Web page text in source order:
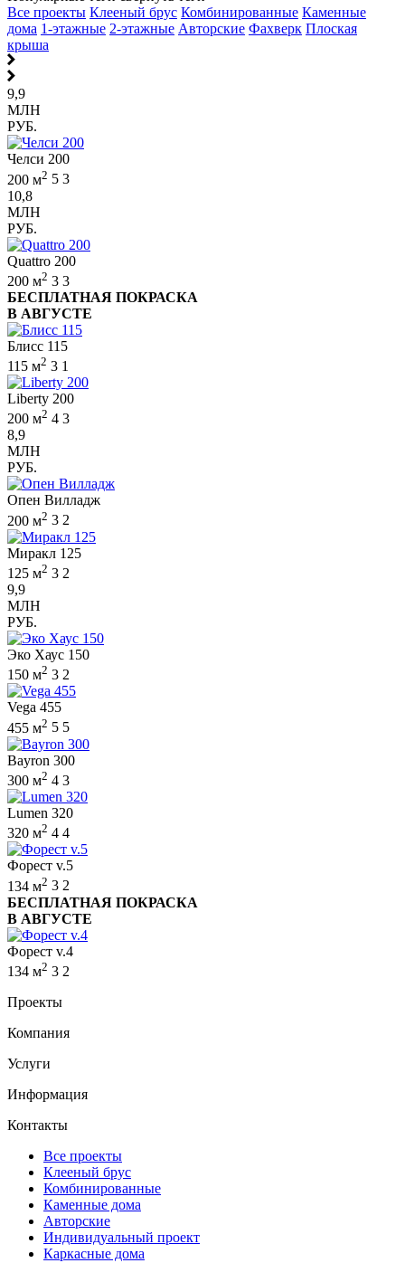
Все проекты Клееный брус Комбинированные Каменные
дома 1-этажные 2-этажные Авторские Фахверк Плоская
крыша
9,9
МЛН
РУБ.
Челси 200
200 м2 5 3
10,8
МЛН
РУБ.
Quattro 200
200 м2 3 3
БЕСПЛАТНАЯ ПОКРАСКА
В АВГУСТЕ
Блисс 115
115 м2 3 1
Liberty 200
200 м2 4 3
8,9
МЛН
РУБ.
Опен Вилладж
200 м2 3 2
Миракл 125
125 м2 3 2
9,9
МЛН
РУБ.
Эко Хаус 150
150 м2 3 2
Vega 455
455 м2 5 5
Bayron 300
300 м2 4 3
Lumen 320
320 м2 4 4
Форест v.5
134 м2 3 2
БЕСПЛАТНАЯ ПОКРАСКА
В АВГУСТЕ
Форест v.4
134 м2 3 2
Проекты
Компания
Услуги
Информация
Контакты
Все проекты
Клееный брус
Комбинированные
Каменные дома
Авторские
Индивидуальный проект
Каркасные дома